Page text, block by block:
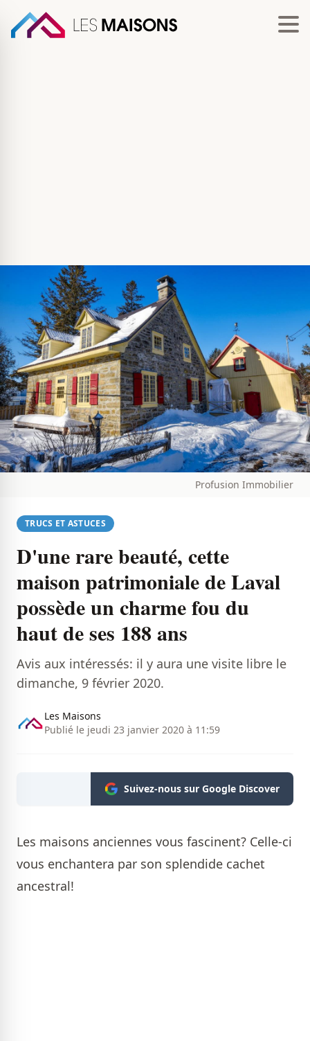
Profusion Immobilier
TRUCS ET ASTUCES
D'une rare beauté, cette
maison patrimoniale de Laval
possède un charme fou du
haut de ses 188 ans
Avis aux intéressés: il y aura une visite libre le
dimanche, 9 février 2020.
Les Maisons
Publié le jeudi 23 janvier 2020 à 11:59
Suivez-nous sur Google Discover
Les maisons anciennes vous fascinent? Celle-ci
vous enchantera par son splendide cachet
ancestral!